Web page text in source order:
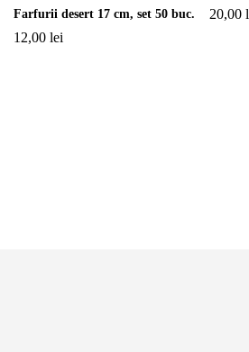
Farfurii desert 17 cm, set 50 buc.
12,00 lei
20,00